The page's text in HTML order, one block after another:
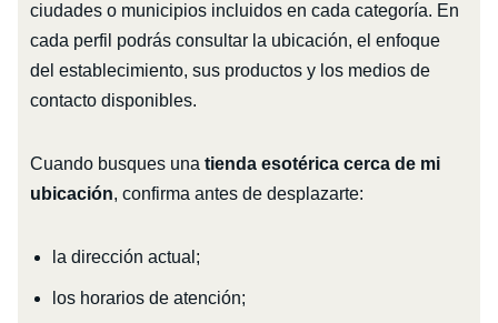
ciudades o municipios incluidos en cada categoría. En
cada perfil podrás consultar la ubicación, el enfoque
del establecimiento, sus productos y los medios de
contacto disponibles.
Cuando busques una tienda esotérica cerca de mi
ubicación, confirma antes de desplazarte:
la dirección actual;
los horarios de atención;